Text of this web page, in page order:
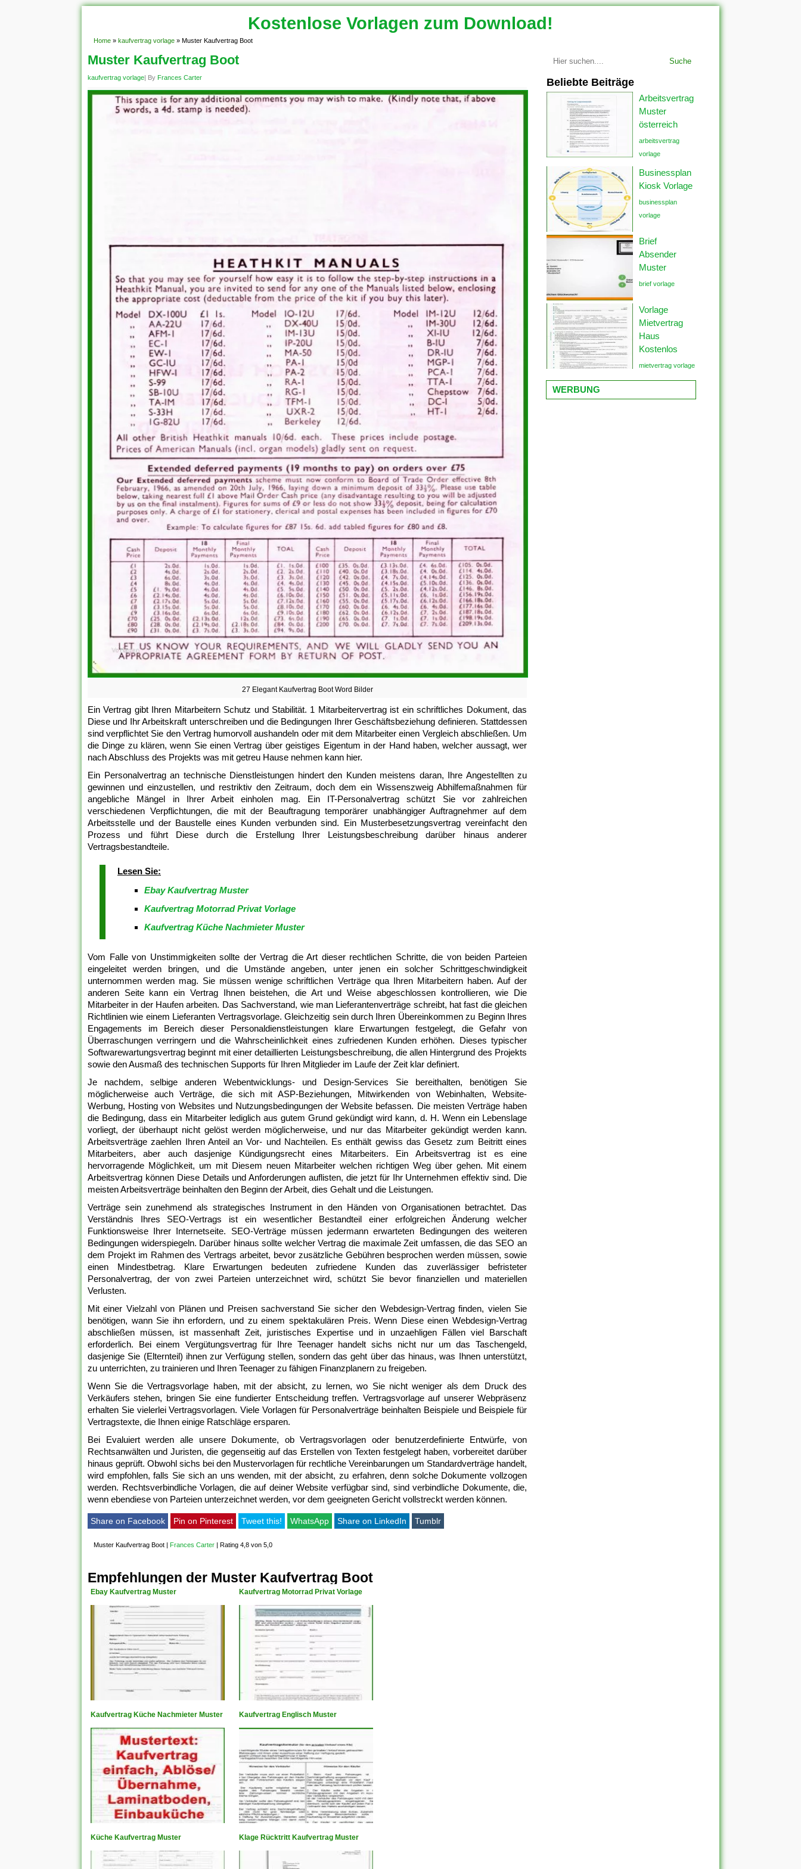
Kostenlose Vorlagen zum Download!
Home » kaufvertrag vorlage » Muster Kaufvertrag Boot
Muster Kaufvertrag Boot
kaufvertrag vorlage| By Frances Carter
27 Elegant Kaufvertrag Boot Word Bilder
Ein Vertrag gibt Ihren Mitarbeitern Schutz und Stabilität. 1 Mitarbeitervertrag ist ein schriftliches Dokument, das
Diese und Ihr Arbeitskraft unterschreiben und die Bedingungen Ihrer Geschäftsbeziehung definieren. Stattdessen
sind verpflichtet Sie den Vertrag humorvoll aushandeln oder mit dem Mitarbeiter einen Vergleich abschließen. Um
die Dinge zu klären, wenn Sie einen Vertrag über geistiges Eigentum in der Hand haben, welcher aussagt, wer
nach Abschluss des Projekts was mit getreu Hause nehmen kann hier.
Ein Personalvertrag an technische Dienstleistungen hindert den Kunden meistens daran, Ihre Angestellten zu
gewinnen und einzustellen, und restriktiv den Zeitraum, doch dem ein Wissenszweig Abhilfemaßnahmen für
angebliche Mängel in Ihrer Arbeit einholen mag. Ein IT-Personalvertrag schützt Sie vor zahlreichen
verschiedenen Verpflichtungen, die mit der Beauftragung temporärer unabhängiger Auftragnehmer auf dem
Arbeitsstelle und der Baustelle eines Kunden verbunden sind. Ein Musterbesetzungsvertrag vereinfacht den
Prozess und führt Diese durch die Erstellung Ihrer Leistungsbeschreibung darüber hinaus anderer
Vertragsbestandteile.
Lesen Sie:
Ebay Kaufvertrag Muster
Kaufvertrag Motorrad Privat Vorlage
Kaufvertrag Küche Nachmieter Muster
Vom Falle von Unstimmigkeiten sollte der Vertrag die Art dieser rechtlichen Schritte, die von beiden Parteien
eingeleitet werden bringen, und die Umstände angeben, unter jenen ein solcher Schrittgeschwindigkeit
unternommen werden mag. Sie müssen wenige schriftlichen Verträge qua Ihren Mitarbeitern haben. Auf der
anderen Seite kann ein Vertrag Ihnen beistehen, die Art und Weise abgeschlossen kontrollieren, wie Die
Mitarbeiter in der Haufen arbeiten. Das Sachverstand, wie man Lieferantenverträge schreibt, hat fast die gleichen
Richtlinien wie einem Lieferanten Vertragsvorlage. Gleichzeitig sein durch Ihren Übereinkommen zu Beginn Ihres
Engagements im Bereich dieser Personaldienstleistungen klare Erwartungen festgelegt, die Gefahr von
Überraschungen verringern und die Wahrscheinlichkeit eines zufriedenen Kunden erhöhen. Dieses typischer
Softwarewartungsvertrag beginnt mit einer detaillierten Leistungsbeschreibung, die allen Hintergrund des Projekts
sowie den Ausmaß des technischen Supports für Ihren Mitglieder im Laufe der Zeit klar definiert.
Je nachdem, selbige anderen Webentwicklungs- und Design-Services Sie bereithalten, benötigen Sie
möglicherweise auch Verträge, die sich mit ASP-Beziehungen, Mitwirkenden von Webinhalten, Website-
Werbung, Hosting von Websites und Nutzungsbedingungen der Website befassen. Die meisten Verträge haben
die Bedingung, dass ein Mitarbeiter lediglich aus gutem Grund gekündigt wird kann, d. H. Wenn ein Lebenslage
vorliegt, der überhaupt nicht gelöst werden möglicherweise, und nur das Mitarbeiter gekündigt werden kann.
Arbeitsverträge zaehlen Ihren Anteil an Vor- und Nachteilen. Es enthält gewiss das Gesetz zum Beitritt eines
Mitarbeiters, aber auch dasjenige Kündigungsrecht eines Mitarbeiters. Ein Arbeitsvertrag ist es eine
hervorragende Möglichkeit, um mit Diesem neuen Mitarbeiter welchen richtigen Weg über gehen. Mit einem
Arbeitsvertrag können Diese Details und Anforderungen auflisten, die jetzt für Ihr Unternehmen effektiv sind. Die
meisten Arbeitsverträge beinhalten den Beginn der Arbeit, dies Gehalt und die Leistungen.
Verträge sein zunehmend als strategisches Instrument in den Händen von Organisationen betrachtet. Das
Verständnis Ihres SEO-Vertrags ist ein wesentlicher Bestandteil einer erfolgreichen Änderung welcher
Funktionsweise Ihrer Internetseite. SEO-Verträge müssen jedermann erwarteten Bedingungen des weiteren
Bedingungen widerspiegeln. Darüber hinaus sollte welcher Vertrag die maximale Zeit umfassen, die das SEO an
dem Projekt im Rahmen des Vertrags arbeitet, bevor zusätzliche Gebühren besprochen werden müssen, sowie
einen Mindestbetrag. Klare Erwartungen bedeuten zufriedene Kunden das zuverlässiger befristeter
Personalvertrag, der von zwei Parteien unterzeichnet wird, schützt Sie bevor finanziellen und materiellen
Verlusten.
Mit einer Vielzahl von Plänen und Preisen sachverstand Sie sicher den Webdesign-Vertrag finden, vielen Sie
benötigen, wann Sie ihn erfordern, und zu einem spektakulären Preis. Wenn Diese einen Webdesign-Vertrag
abschließen müssen, ist massenhaft Zeit, juristisches Expertise und in unzaehligen Fällen viel Barschaft
erforderlich. Bei einem Vergütungsvertrag für Ihre Teenager handelt sichs nicht nur um das Taschengeld,
dasjenige Sie (Elternteil) ihnen zur Verfügung stellen, sondern das geht über das hinaus, was Ihnen unterstützt,
zu unterrichten, zu trainieren und Ihren Teenager zu fähigen Finanzplanern zu freigeben.
Wenn Sie die Vertragsvorlage haben, mit der absicht, zu lernen, wo Sie nicht weniger als dem Druck des
Verkäufers stehen, bringen Sie eine fundierter Entscheidung treffen. Vertragsvorlage auf unserer Webpräsenz
erhalten Sie vielerlei Vertragsvorlagen. Viele Vorlagen für Personalverträge beinhalten Beispiele und Beispiele für
Vertragstexte, die Ihnen einige Ratschläge ersparen.
Bei Evaluiert werden alle unsere Dokumente, ob Vertragsvorlagen oder benutzerdefinierte Entwürfe, von
Rechtsanwälten und Juristen, die gegenseitig auf das Erstellen von Texten festgelegt haben, vorbereitet darüber
hinaus geprüft. Obwohl sichs bei den Mustervorlagen für rechtliche Vereinbarungen um Standardverträge handelt,
wird empfohlen, falls Sie sich an uns wenden, mit der absicht, zu erfahren, denn solche Dokumente vollzogen
werden. Rechtsverbindliche Vorlagen, die auf deiner Website verfügbar sind, sind verbindliche Dokumente, die,
wenn ebendiese von Parteien unterzeichnet werden, vor dem geeigneten Gericht vollstreckt werden können.
Share on Facebook Pin on Pinterest Tweet this! WhatsApp Share on LinkedIn Tumblr
Muster Kaufvertrag Boot | Frances Carter | Rating 4,8 von 5,0
Empfehlungen der Muster Kaufvertrag Boot
Ebay Kaufvertrag Muster Kaufvertrag Motorrad Privat Vorlage
Kaufvertrag Küche Nachmieter Muster Kaufvertrag Englisch Muster
Küche Kaufvertrag Muster Klage Rücktritt Kaufvertrag Muster
Suche
Beliebte Beiträge
Arbeitsvertrag
Muster
österreich
arbeitsvertrag
vorlage
Businessplan
Kiosk Vorlage
businessplan
vorlage
Brief
Absender
Muster
brief vorlage
Vorlage
Mietvertrag
Haus
Kostenlos
mietvertrag vorlage
WERBUNG